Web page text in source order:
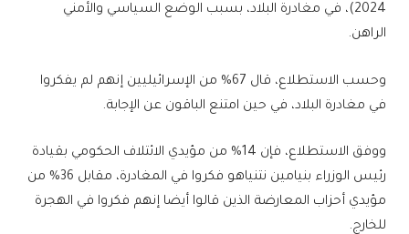
2024)، في مغادرة البلاد، بسبب الوضع السياسي والأمني
الراهن.
وحسب الاستطلاع، قال 67% من الإسرائيليين إنهم لم يفكروا
في مغادرة البلاد، في حين امتنع الباقون عن الإجابة.
ووفق الاستطلاع، فإن 14% من مؤيدي الائتلاف الحكومي بقيادة
رئيس الوزراء بنيامين نتنياهو فكروا في المغادرة، مقابل 36% من
مؤيدي أحزاب المعارضة الذين قالوا أيضا إنهم فكروا في الهجرة
للخارج.